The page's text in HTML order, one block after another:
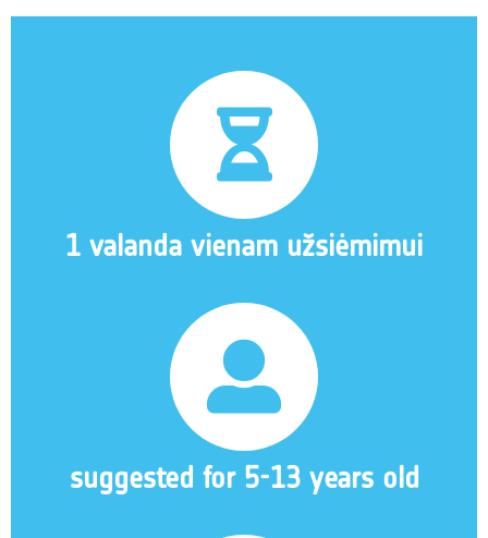
1 valanda vienam užsiėmimui
suggested for 5-13 years old